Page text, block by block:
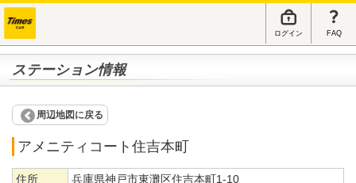
ログイン FAQ
ステーション情報
周辺地図に戻る
アメニティコート住吉本町
住所 兵庫県神戸市東灘区住吉本町1-10